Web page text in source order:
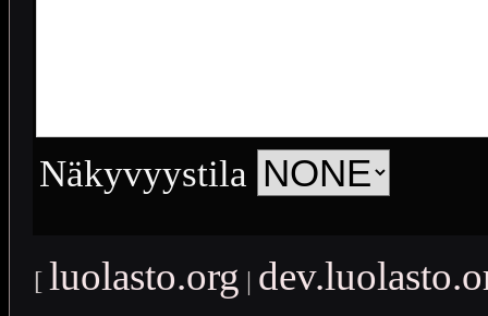
Näkyvyystila
[ luolasto.org |